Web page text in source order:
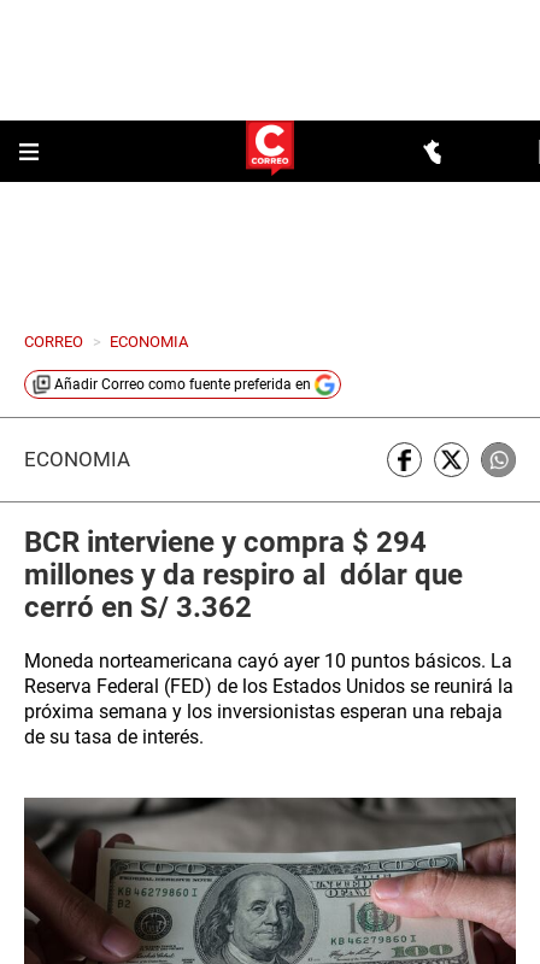
CORREO > ECONOMIA
Añadir Correo como fuente preferida en
ECONOMÍA
BCR interviene y compra $ 294
millones y da respiro al dólar que
cerró en S/ 3.362
Moneda norteamericana cayó ayer 10 puntos básicos. La
Reserva Federal (FED) de los Estados Unidos se reunirá la
próxima semana y los inversionistas esperan una rebaja
de su tasa de interés.